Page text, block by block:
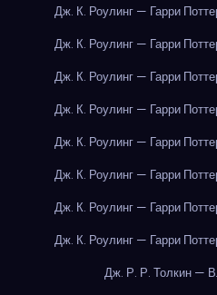
Дж. К. Роулинг — Гарри
Дж. К. Роулинг — Гарри
Дж. К. Роулинг — Гарри
Дж. К. Роулинг — Гарри
Дж. К. Роулинг — Гарри
Дж. К. Роулинг — Гарри
Дж. К. Роулинг — Гарри
Дж. К. Роулинг — Гарри
Дж. Р. Р. Толкин —